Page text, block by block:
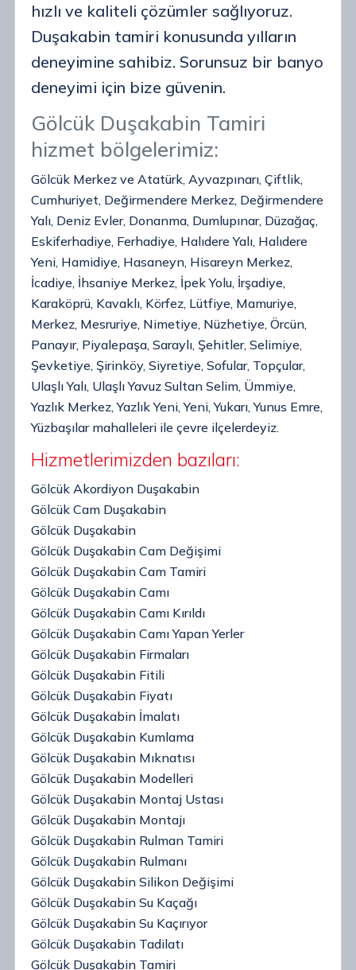
hızlı ve kaliteli çözümler sağlıyoruz.
Duşakabin tamiri konusunda yılların
deneyimine sahibiz. Sorunsuz bir banyo
deneyimi için bize güvenin.
Gölcük Duşakabin Tamiri
hizmet bölgelerimiz:
Gölcük Merkez ve Atatürk, Ayvazpınarı, Çiftlik,
Cumhuriyet, Değirmendere Merkez, Değirmendere
Yalı, Deniz Evler, Donanma, Dumlupınar, Düzağaç,
Eskiferhadiye, Ferhadiye, Halıdere Yalı, Halıdere
Yeni, Hamidiye, Hasaneyn, Hisareyn Merkez,
İcadiye, İhsaniye Merkez, İpek Yolu, İrşadiye,
Karaköprü, Kavaklı, Körfez, Lütfiye, Mamuriye,
Merkez, Mesruriye, Nimetiye, Nüzhetiye, Örcün,
Panayır, Piyalepaşa, Saraylı, Şehitler, Selimiye,
Şevketiye, Şirinköy, Siyretiye, Sofular, Topçular,
Ulaşlı Yalı, Ulaşlı Yavuz Sultan Selim, Ümmiye,
Yazlık Merkez, Yazlık Yeni, Yeni, Yukarı, Yunus Emre,
Yüzbaşılar mahalleleri ile çevre ilçelerdeyiz.
Hizmetlerimizden bazıları:
Gölcük Akordiyon Duşakabin
Gölcük Cam Duşakabin
Gölcük Duşakabin
Gölcük Duşakabin Cam Değişimi
Gölcük Duşakabin Cam Tamiri
Gölcük Duşakabin Camı
Gölcük Duşakabin Camı Kırıldı
Gölcük Duşakabin Camı Yapan Yerler
Gölcük Duşakabin Firmaları
Gölcük Duşakabin Fitili
Gölcük Duşakabin Fiyatı
Gölcük Duşakabin İmalatı
Gölcük Duşakabin Kumlama
Gölcük Duşakabin Mıknatısı
Gölcük Duşakabin Modelleri
Gölcük Duşakabin Montaj Ustası
Gölcük Duşakabin Montajı
Gölcük Duşakabin Rulman Tamiri
Gölcük Duşakabin Rulmanı
Gölcük Duşakabin Silikon Değişimi
Gölcük Duşakabin Su Kaçağı
Gölcük Duşakabin Su Kaçırıyor
Gölcük Duşakabin Tadilatı
Gölcük Duşakabin Tamiri